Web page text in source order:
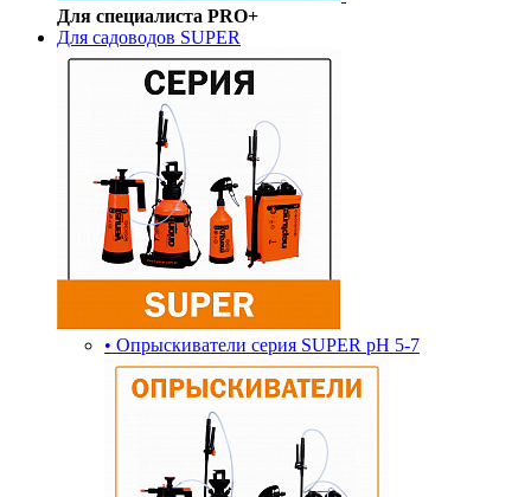
Для специалиста PRO+
Для садоводов SUPER
• Опрыскиватели серия SUPER pH 5-7